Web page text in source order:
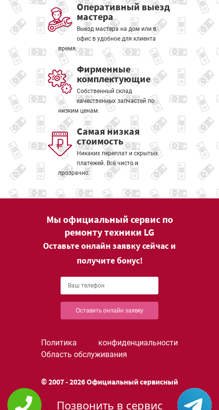
Оперативный выезд
мастера
Выезд мастера на дом или в
офис в удобное для клиента
время.
Фирменные
комплектующие
Собственный склад
качественных запчастей по
низким ценам.
Самая низкая
стоимость
Никаких переплат и скрытых
платежей. Всё чисто и
прозрачно.
Мы официальный сервис по
ремонту техники LG
Оставьте онлайн заявку сейчас и
получите бонус!
Оставить онлайн заявку
Политика конфиденциальности
Область обслуживания
© 2007 - 2026 Официальный сервисный
Позвонить в сервис